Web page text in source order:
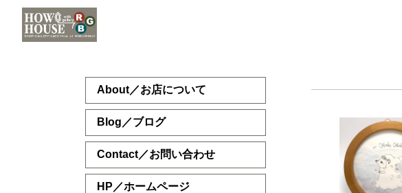
About／お店について
Blog／ブログ
Contact／お問い合わせ
HP／ホームページ